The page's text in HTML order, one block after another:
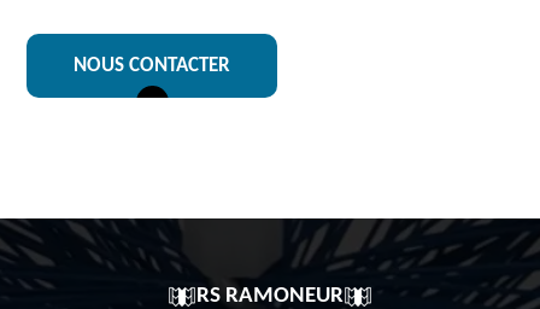
NOUS CONTACTER
RS RAMONEUR